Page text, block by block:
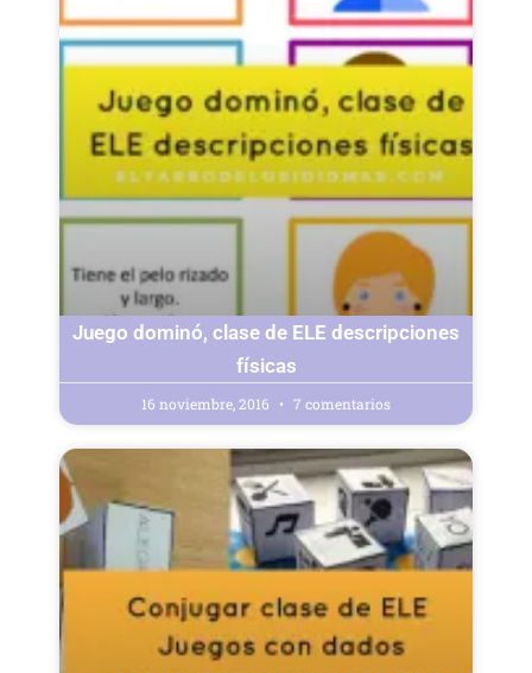
Juego dominó, clase de ELE descripciones
físicas
16 noviembre, 2016 7 comentarios